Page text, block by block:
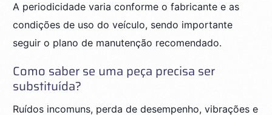
A periodicidade varia conforme o fabricante e as
condições de uso do veículo, sendo importante
seguir o plano de manutenção recomendado.
Como saber se uma peça precisa ser
substituída?
Ruídos incomuns, perda de desempenho, vibrações e